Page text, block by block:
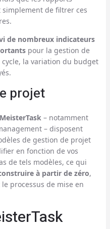
de filtrer ces
de nombreux indicateurs
pour la gestion de
la variation du budget
projet
MeisterTask – notamment
– disposent
de gestion de projet
en fonction de vos
de tels modèles, ce qui
à partir de zéro,
processus de mise en